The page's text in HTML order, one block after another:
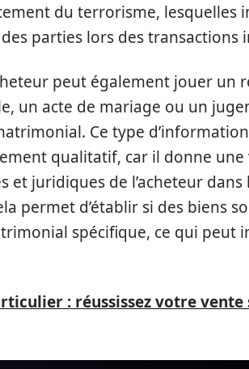
du terrorisme, lesquelles
parties lors des transactions
peut également jouer un
un acte de mariage ou un
Ce type
qualitatif, car il donne une
et juridiques de l’acheteur dans
permet d’établir si des biens
spécifique, ce qui peut
: réussissez votre vente